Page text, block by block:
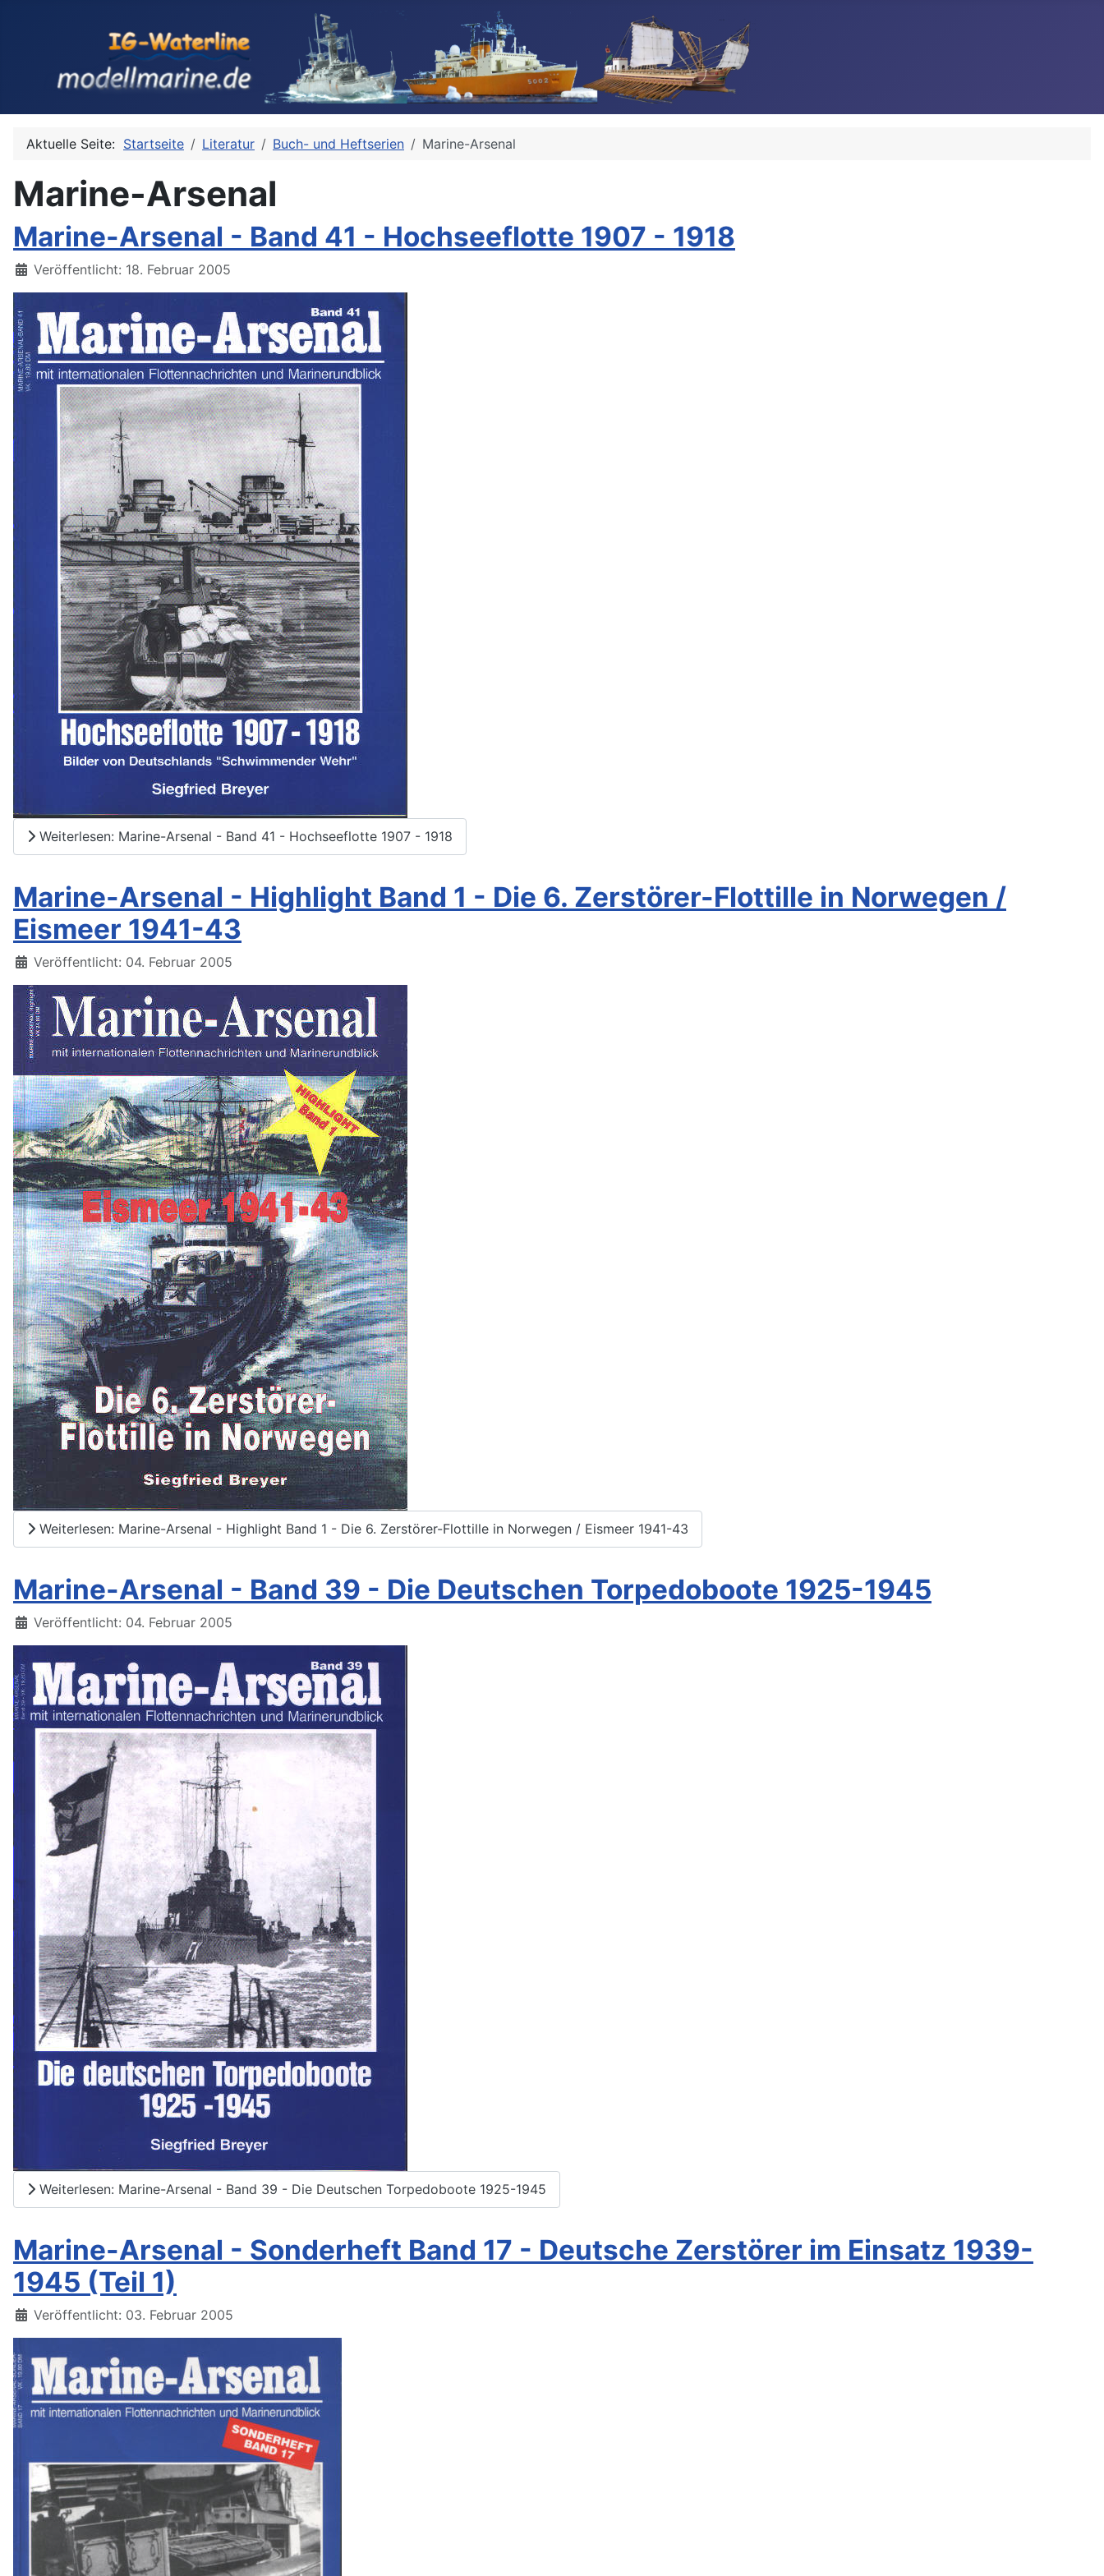
Aktuelle Seite: Startseite Literatur Buch- und Heftserien Marine-Arsenal
Marine-Arsenal
Marine-Arsenal - Band 41 - Hochseeflotte 1907 - 1918
Details
Veröffentlicht: 18. Februar 2005
Weiterlesen: Marine-Arsenal - Band 41 - Hochseeflotte 1907 - 1918
Marine-Arsenal - Highlight Band 1 - Die 6. Zerstörer-Flottille in Norwegen /
Eismeer 1941-43
Details
Veröffentlicht: 04. Februar 2005
Weiterlesen: Marine-Arsenal - Highlight Band 1 - Die 6. Zerstörer-Flottille in Norwegen / Eismeer 1941-43
Marine-Arsenal - Band 39 - Die Deutschen Torpedoboote 1925-1945
Details
Veröffentlicht: 04. Februar 2005
Weiterlesen: Marine-Arsenal - Band 39 - Die Deutschen Torpedoboote 1925-1945
Marine-Arsenal - Sonderheft Band 17 - Deutsche Zerstörer im Einsatz 1939-
1945 (Teil 1)
Details
Veröffentlicht: 03. Februar 2005